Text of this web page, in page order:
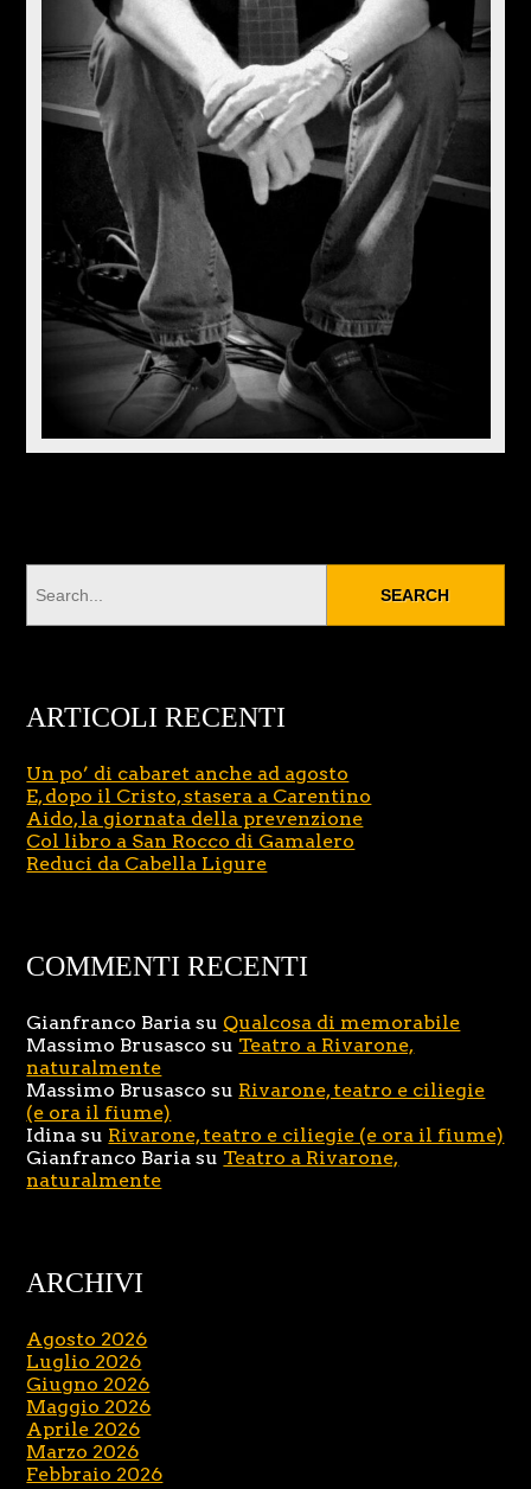
ARTICOLI RECENTI
Un po’ di cabaret anche ad agosto
E, dopo il Cristo, stasera a Carentino
Aido, la giornata della prevenzione
Col libro a San Rocco di Gamalero
Reduci da Cabella Ligure
COMMENTI RECENTI
Gianfranco Baria su Qualcosa di memorabile
Massimo Brusasco su Teatro a Rivarone,
naturalmente
Massimo Brusasco su Rivarone, teatro e ciliegie
(e ora il fiume)
Idina su Rivarone, teatro e ciliegie (e ora il fiume)
Gianfranco Baria su Teatro a Rivarone,
naturalmente
ARCHIVI
Agosto 2026
Luglio 2026
Giugno 2026
Maggio 2026
Aprile 2026
Marzo 2026
Febbraio 2026